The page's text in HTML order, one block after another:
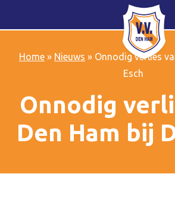
Home» Nieuws » Onnodig verlies
Esch
Onnodig
Den Ham bij